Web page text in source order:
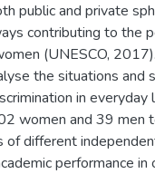
public and private
contributing to the
(UNESCO,
the situations
in
women and 39 men
of different
performance